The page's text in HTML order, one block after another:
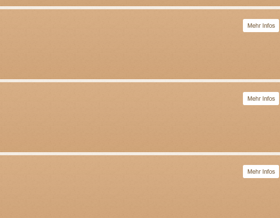
sollte der Fachmann immer informiert sein. Auch die Dekoration des Schaufensters eines
immer wieder die korrekte Einarbeitung der
exakt zentrieren und in die Fassung einarbeiten. Geschicklichkeit und ein Gespür für feine Arbeiten sind
in Frankfurt – der Branchenkompass hilft Ihnen bei der Wahl des richtigen Optikers.